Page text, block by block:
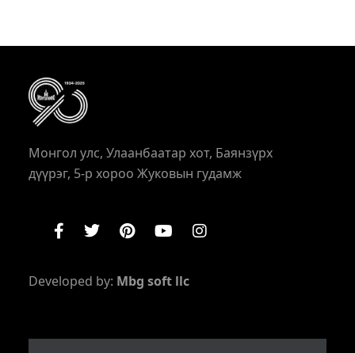
Монгол улс, Улаанбаатар хот, Баянзүрх
дүүрэг, 5-р хороо Жуковын гудамж
Developed by: Mbg soft llc